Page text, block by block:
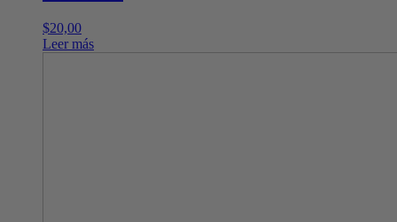
$20,00
Leer más